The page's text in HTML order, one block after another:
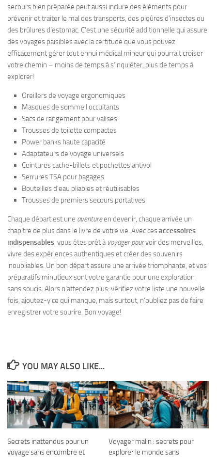
secours bien préparée peut aussi inclure des éléments pour
prévenir et traiter le mal des transports, des piqûres d’insectes ou
des brûlures d’estomac. C’est une sécurité additionnelle qui assure
des voyages paisibles avec la certitude que vous pouvez
efficacement gérer tout ennui médical mineur qui pourrait croiser
votre chemin – moins de temps à s’inquiéter, plus de temps à
explorer!
Oreillers de voyage ergonomiques
Masques de sommeil occultants
Sacs de rangement pour valises
Trousses de toilette compactes
Power banks haute capacité
Adaptateurs de voyage universels
Ceintures cache-billets et pochettes antivol
Serrures TSA pour bagages
Bouteilles d’eau pliables et réutilisables
Trousses de premiers secours portatives
Chaque départ est une aventureen devenir, chaque arrivée un
chapitre de plus dans le livre de votre vie. Avec cesaccessoires
indispensables, vous êtes prêt à voyager pourvoir des merveilles,
vivre des expériences authentiques et créer des souvenirs
inoubliables. Un bon départ assure une arrivée triomphante, et vos
préparatifs minutieux sont votre garantie pour une exploration
sans soucis. Alors n’attendez plus: vérifiez votre liste une nouvelle
fois, ajoutez-y ce qui manque, mais surtout, n’oubliez pas de faire
enregistrer votre sourire. Bon voyage!
YOU MAY ALSO LIKE...
Secrets inattendus pour un
voyage sans encombre et
Voyager malin : secrets pour
explorer le monde sans